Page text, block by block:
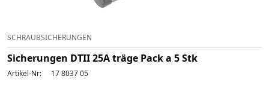
SCHRAUBSICHERUNGEN
Sicherungen DTII 25A träge Pack a 5 Stk
Artikel-Nr: 17 8037 05